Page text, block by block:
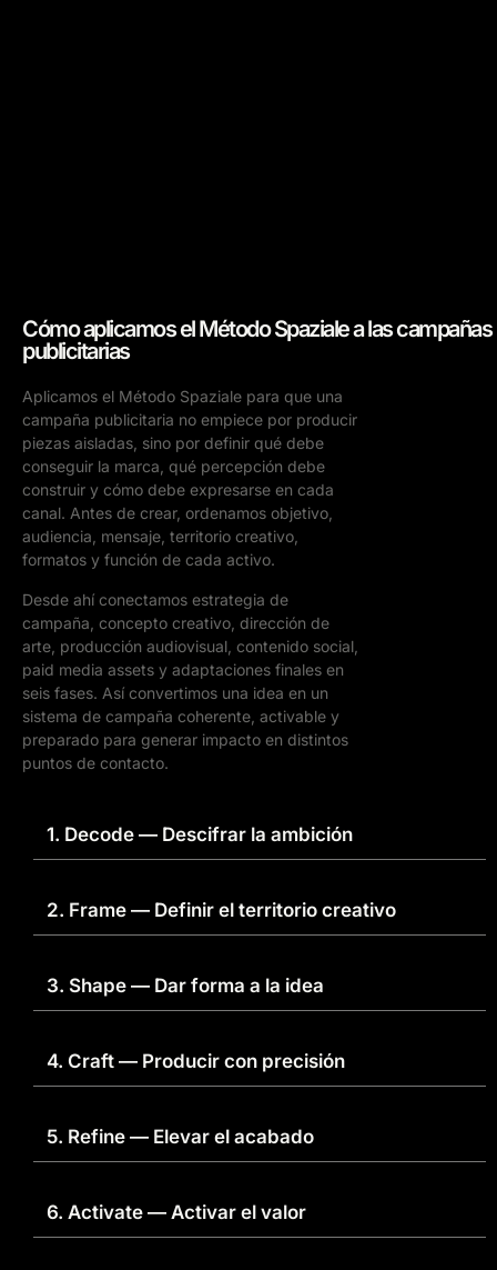
Cómo aplicamos el Método Spaziale a las campañas
publicitarias
Aplicamos el Método Spaziale para que una
campaña publicitaria no empiece por producir
piezas aisladas, sino por definir qué debe
conseguir la marca, qué percepción debe
construir y cómo debe expresarse en cada
canal. Antes de crear, ordenamos objetivo,
audiencia, mensaje, territorio creativo,
formatos y función de cada activo.
Desde ahí conectamos estrategia de
campaña, concepto creativo, dirección de
arte, producción audiovisual, contenido social,
paid media assets y adaptaciones finales en
seis fases. Así convertimos una idea en un
sistema de campaña coherente, activable y
preparado para generar impacto en distintos
puntos de contacto.
1. Decode — Descifrar la ambición
2. Frame — Definir el territorio creativo
3. Shape — Dar forma a la idea
4. Craft — Producir con precisión
5. Refine — Elevar el acabado
6. Activate — Activar el valor